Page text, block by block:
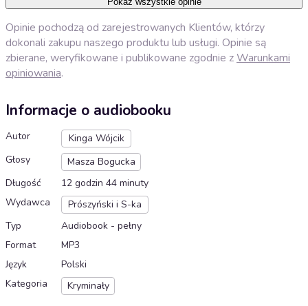
Opinie pochodzą od zarejestrowanych Klientów, którzy
dokonali zakupu naszego produktu lub usługi. Opinie są
zbierane, weryfikowane i publikowane zgodnie zWarunkami
opiniowania.
Informacje o audiobooku
Autor
Kinga Wójcik
Głosy
Masza Bogucka
Długość
12 godzin 44 minuty
Wydawca
Prószyński i S-ka
Typ
Audiobook - pełny
Format
MP3
Język
Polski
Kategoria
Kryminały